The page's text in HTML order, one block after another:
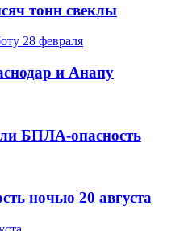
тонн свеклы
и Анапу
БПЛА-опасность
ночью 20 августа